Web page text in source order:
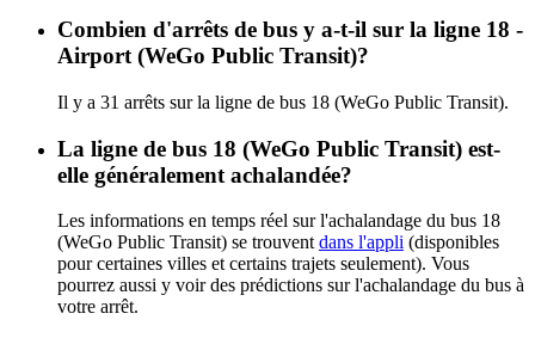
Combien d'arrêts de bus y a-t-il sur la ligne 18 -
Airport (WeGo Public Transit)?
Il y a 31 arrêts sur la ligne de bus 18 (WeGo Public Transit).
La ligne de bus 18 (WeGo Public Transit) est-
elle généralement achalandée?
Les informations en temps réel sur l'achalandage du bus 18
(WeGo Public Transit) se trouvent dans l'appli (disponibles
pour certaines villes et certains trajets seulement). Vous
pourrez aussi y voir des prédictions sur l'achalandage du bus à
votre arrêt.